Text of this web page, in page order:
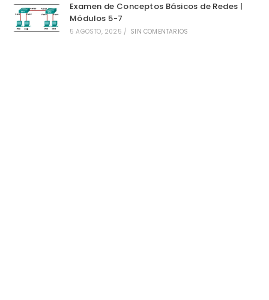
Examen de Conceptos Básicos de Redes |
Módulos 5-7
5 AGOSTO, 2025 / SIN COMENTARIOS